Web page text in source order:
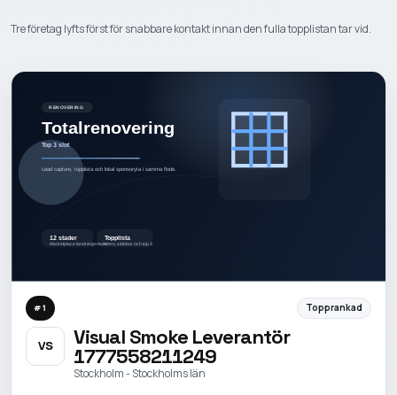
Tre företag lyfts först för snabbare kontakt innan den fulla topplistan tar vid.
#1 Topprankad
VS Visual Smoke Leverantör
1777558211249
Stockholm - Stockholms län